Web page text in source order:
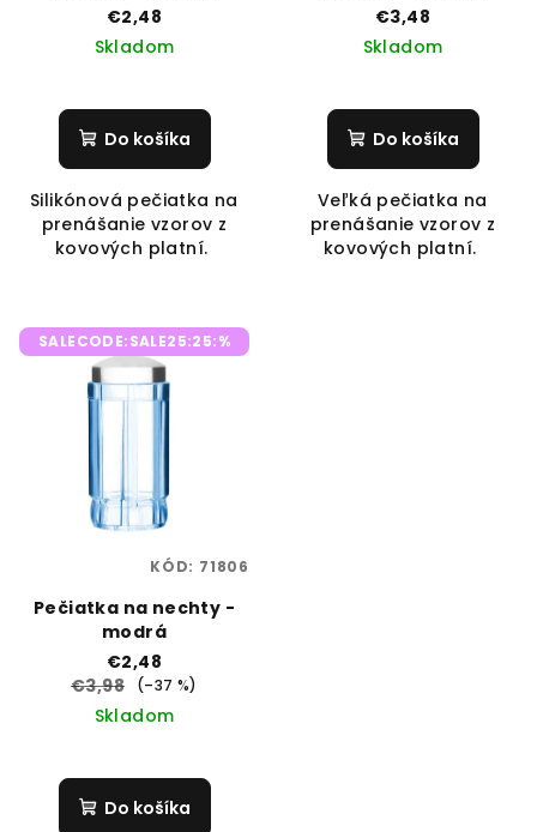
€2,48
Skladom
Do košíka
Silikónová pečiatka na
prenášanie vzorov z
kovových platní.
€3,48
Skladom
Do košíka
Veľká pečiatka na
prenášanie vzorov z
kovových platní.
SALECODE:SALE25:25:%
Pečiatka na nechty -
modrá
€2,48
€3,98
(–37 %)
Skladom
Do košíka
KÓD: 71806